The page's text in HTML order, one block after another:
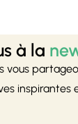
à la
vous
inspirantes